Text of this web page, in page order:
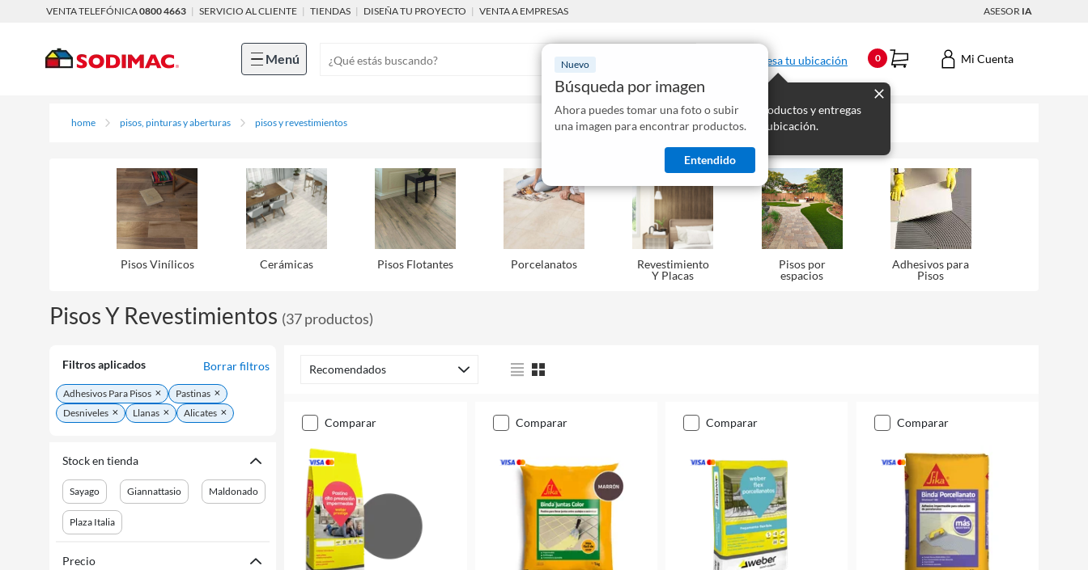
VENTA TELEFÓNICA0800 4663 | SERVICIO AL CLIENTE | TIENDAS | DISEÑA TU PROYECTO | VENTA A EMPRESAS ASESOR IA
Menú Nuevo
Búsqueda por imagen
Ahora puedes tomar una foto o subir
una imagen para encontrar productos.
Entendido
Ingresa tu ubicación
Mostraremos los productos y entregas
disponibles para tu ubicación.
0 Mi Cuenta
home pisos, pinturas y aberturas pisos y revestimientos
Pisos Viní­licos Cerámicas Pisos Flotantes Porcelanatos
Revestimiento
Y Placas
Pisos por
espacios
Adhesivos para
Pisos
Pisos Y Revestimientos (37productos)
Filtros aplicados Borrar filtros
Adhesivos Para Pisos
Pastinas
Desniveles
Llanas Alicates
Stock en tienda
Sayago Giannattasio Maldonado
Plaza Italia
Precio
Recomendados
comparar comparar comparar comparar